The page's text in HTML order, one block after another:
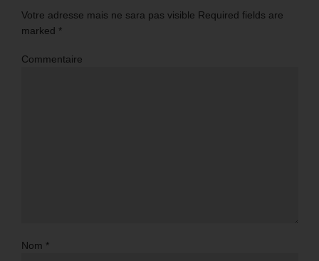
Votre adresse mais ne sara pas visible Required fields are
marked *
Commentaire
Nom *